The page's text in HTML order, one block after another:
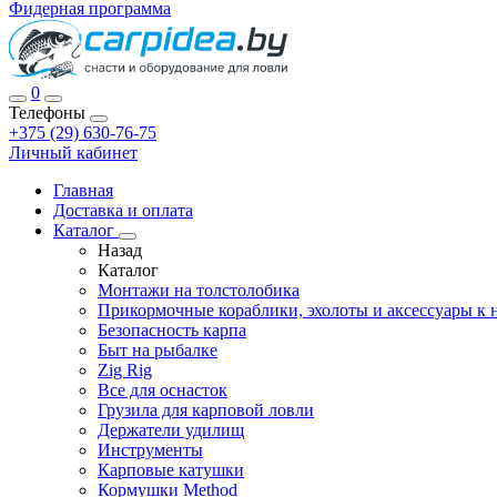
Фидерная программа
0
Телефоны
+375 (29) 630-76-75
Личный кабинет
Главная
Доставка и оплата
Каталог
Назад
Каталог
Монтажи на толстолобика
Прикормочные кораблики, эхолоты и аксессуары к
Безопасность карпа
Быт на рыбалке
Zig Rig
Все для оснасток
Грузила для карповой ловли
Держатели удилищ
Инструменты
Карповые катушки
Кормушки Method